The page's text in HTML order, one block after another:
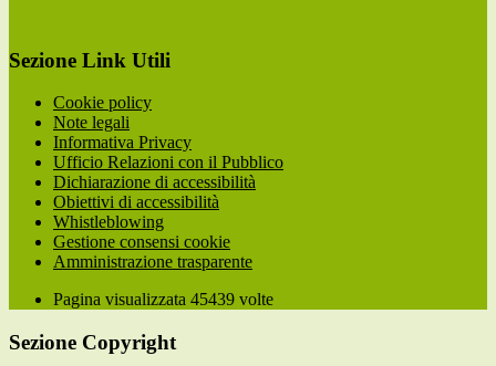
Sezione Link Utili
Cookie policy
Note legali
Informativa Privacy
Ufficio Relazioni con il Pubblico
Dichiarazione di accessibilità
Obiettivi di accessibilità
Whistleblowing
Gestione consensi cookie
Amministrazione trasparente
Pagina visualizzata 45439 volte
Sezione Copyright